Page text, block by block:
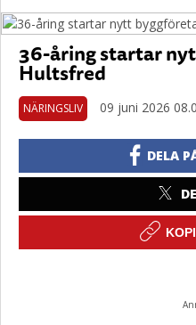
36-åring startar
Hultsfred
NÄRINGSLIV 09 juni 2026
DELA